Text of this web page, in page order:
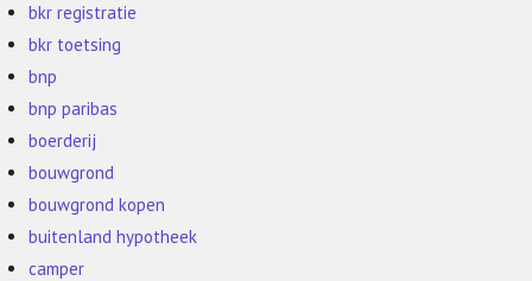
bkr registratie
bkr toetsing
bnp
bnp paribas
boerderij
bouwgrond
bouwgrond kopen
buitenland hypotheek
camper